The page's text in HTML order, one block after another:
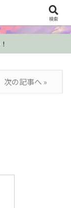
報
次の記事へ »
検索